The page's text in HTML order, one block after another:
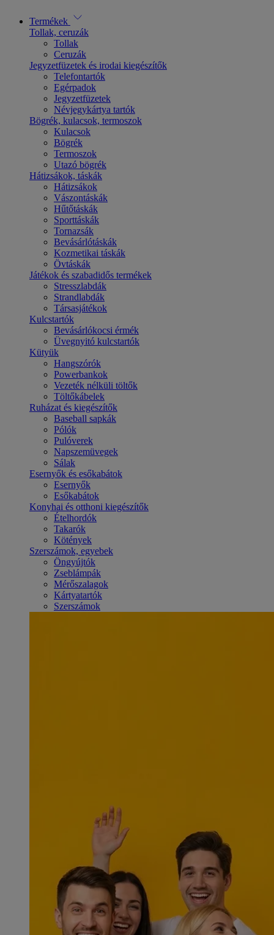
Termékek
Tollak, ceruzák
Tollak
Ceruzák
Jegyzetfüzetek és irodai kiegészítők
Telefontartók
Egérpadok
Jegyzetfüzetek
Névjegykártya tartók
Bögrék, kulacsok, termoszok
Kulacsok
Bögrék
Termoszok
Utazó bögrék
Hátizsákok, táskák
Hátizsákok
Vászontáskák
Hűtőtáskák
Sporttáskák
Tornazsák
Bevásárlótáskák
Kozmetikai táskák
Övtáskák
Játékok és szabadidős termékek
Stresszlabdák
Strandlabdák
Társasjátékok
Kulcstartók
Bevásárlókocsi érmék
Üvegnyitó kulcstartók
Kütyük
Hangszórók
Powerbankok
Vezeték nélküli töltők
Töltőkábelek
Ruházat és kiegészítők
Baseball sapkák
Pólók
Pulóverek
Napszemüvegek
Sálak
Esernyők és esőkabátok
Esernyők
Esőkabátok
Konyhai és otthoni kiegészítők
Ételhordók
Takarók
Kötények
Szerszámok, egyebek
Öngyújtók
Zseblámpák
Mérőszalagok
Kártyatartók
Szerszámok